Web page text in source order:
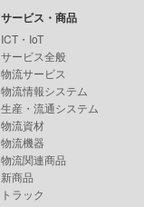
サービス・商品
ICT・IoT
サービス全般
物流サービス
物流情報システム
生産・流通システム
物流資材
物流機器
物流関連商品
新商品
トラック